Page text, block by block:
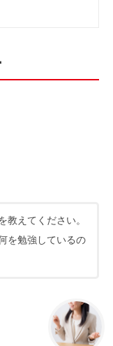
教えてください。
を勉強しているの